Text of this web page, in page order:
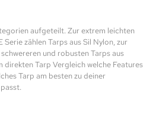
aufgeteilt. Zur extrem leichten
Serie zählen Tarps aus Sil Nylon, zur
und robusten Tarps aus
direkten Tarp Vergleich welche Features
Tarp am besten zu deiner